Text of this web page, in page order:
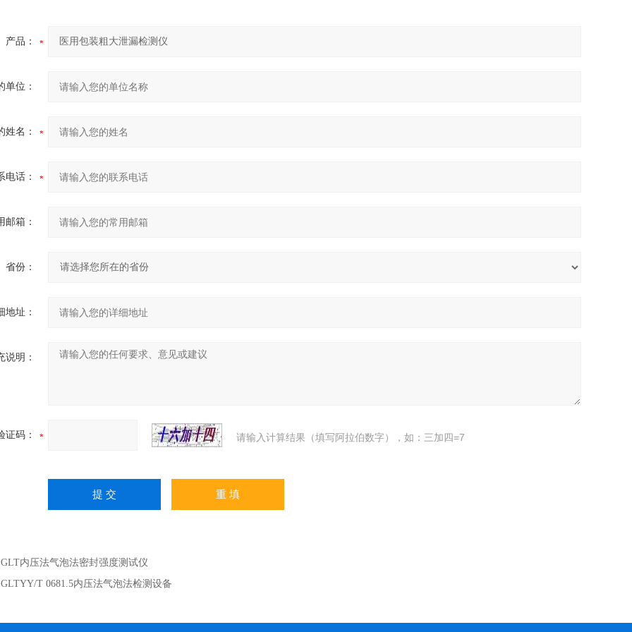
产品：
单位：
姓名：
电话：
邮箱：
省份：
地址：
说明：
证码： 请输入计算结果（填写阿拉伯数字），如：三加四=7
GLT内压法气泡法密封强度测试仪
GLTYY/T 0681.5内压法气泡法检测设备